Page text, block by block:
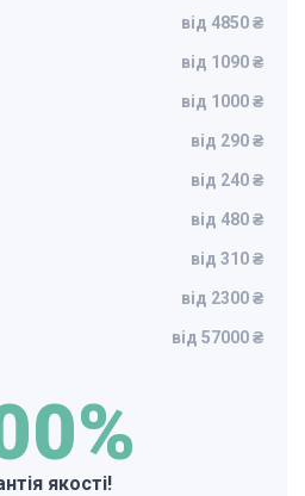
від 4850 ₴
від 1090 ₴
від 1000 ₴
від 290 ₴
від 240 ₴
від 480 ₴
від 310 ₴
від 2300 ₴
від 57000 ₴
якості!